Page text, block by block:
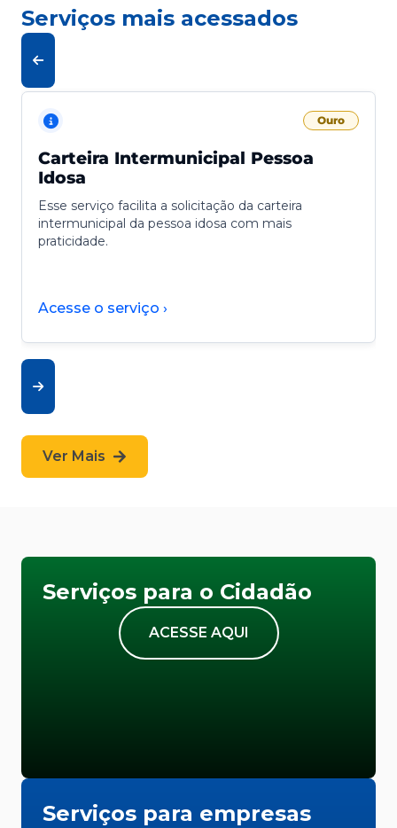
Serviços mais acessados
Ouro
Carteira Intermunicipal Pessoa
Idosa
Esse serviço facilita a solicitação da carteira
intermunicipal da pessoa idosa com mais
praticidade.
Acesse o serviço ›
Ver Mais
Serviços para o Cidadão
ACESSE AQUI
Serviços para empresas